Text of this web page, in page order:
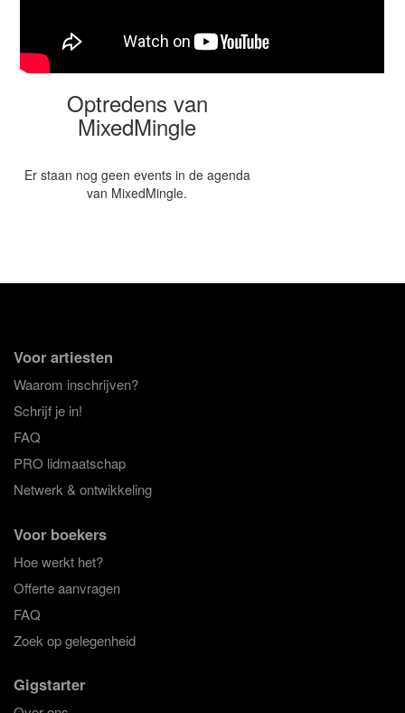
Optredens van
MixedMingle
Er staan nog geen events in de agenda
van MixedMingle.
Voor artiesten
Waarom inschrijven?
Schrijf je in!
FAQ
PRO lidmaatschap
Netwerk & ontwikkeling
Voor boekers
Hoe werkt het?
Offerte aanvragen
FAQ
Zoek op gelegenheid
Gigstarter